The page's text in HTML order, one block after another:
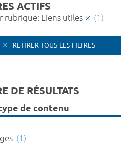
ACTIFS
rubrique: Liens utiles (1)
RETIRER TOUS LES FILTRES
DE RÉSULTATS
de contenu
(1)